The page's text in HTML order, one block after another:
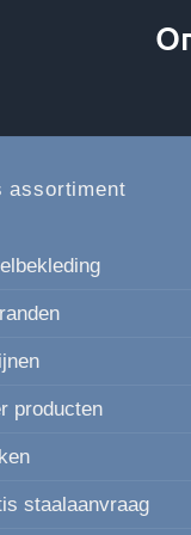
assortiment
producten
staalaanvraag